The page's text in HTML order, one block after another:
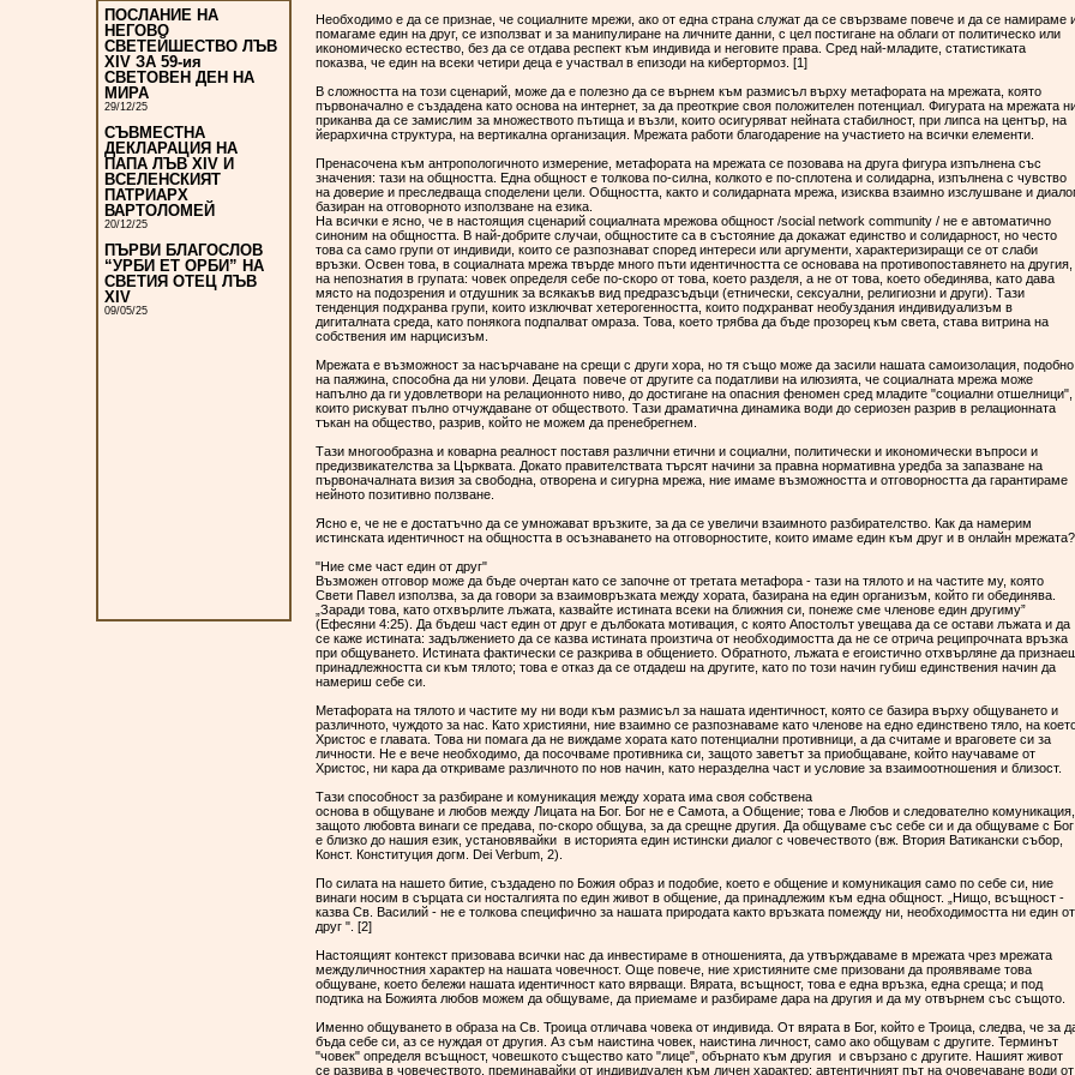
ПОСЛАНИЕ НА
НЕГОВО
СВЕТЕЙШЕСТВО ЛЪВ
XIV ЗА 59-ия
СВЕТОВЕН ДЕН НА
МИРА
29/12/25
СЪВМЕСТНА
ДЕКЛАРАЦИЯ НА
ПАПА ЛЪВ XIV И
ВСЕЛЕНСКИЯТ
ПАТРИАРХ
ВАРТОЛОМЕЙ
20/12/25
ПЪРВИ БЛАГОСЛОВ
“УРБИ ЕТ ОРБИ” НА
СВЕТИЯ ОТЕЦ ЛЪВ
XIV
09/05/25
Необходимо е да се признае, че социалните мрежи, ако от една страна служат да се свързваме повече и да се намираме
помагаме един на друг, се използват и за манипулиране на личните данни, с цел постигане на облаги от политическо или
икономическо естество, без да се отдава респект към индивида и неговите права. Сред най-младите, статистиката
показва, че един на всеки четири деца е участвал в епизоди на кибертормоз. [1]
В сложността на този сценарий, може да е полезно да се върнем към размисъл върху метафората на мрежата, която
първоначално е създадена като основа на интернет, за да преоткрие своя положителен потенциал. Фигурата на мрежата
приканва да се замислим за множеството пътища и възли, които осигуряват нейната стабилност, при липса на център, на
йерархична структура, на вертикална организация. Мрежата работи благодарение на участието на всички елементи.
Пренасочена към антропологичното измерение, метафората на мрежата се позовава на друга фигура изпълнена със
значения: тази на общността. Една общност е толкова по-силна, колкото е по-сплотена и солидарна, изпълнена с чувство
на доверие и преследваща споделени цели. Общността, както и солидарната мрежа, изисква взаимно изслушване и
базиран на отговорното използване на езика.
На всички е ясно, че в настоящия сценарий социалната мрежова общност /social network community / не е автоматично
синоним на общността. В най-добрите случаи, общностите са в състояние да докажат единство и солидарност, но често
това са само групи от индивиди, които се разпознават според интереси или аргументи, характеризиращи се от слаби
връзки. Освен това, в социалната мрежа твърде много пъти идентичността се основава на противопоставянето на другия,
на непознатия в групата: човек определя себе по-скоро от това, което разделя, а не от това, което обединява, като дава
място на подозрения и отдушник за всякакъв вид предразсъдъци (етнически, сексуални, религиозни и други). Тази
тенденция подхранва групи, които изключват хетерогенността, които подхранват необуздания индивидуализъм в
дигиталната среда, като понякога подпалват омраза. Това, което трябва да бъде прозорец към света, става витрина на
собствения им нарцисизъм.
Мрежата е възможност за насърчаване на срещи с други хора, но тя също може да засили нашата самоизолация, подобно
на паяжина, способна да ни улови. Децата повече от другите са податливи на илюзията, че социалната мрежа може
напълно да ги удовлетвори на релационното ниво, до достигане на опасния феномен сред младите "социални отшелници",
които рискуват пълно отчуждаване от обществото. Тази драматична динамика води до сериозен разрив в релационната
тъкан на общество, разрив, който не можем да пренебрегнем.
Тази многообразна и коварна реалност поставя различни етични и социални, политически и икономически въпроси и
предизвикателства за Църквата. Докато правителствата търсят начини за правна нормативна уредба за запазване на
първоначалната визия за свободна, отворена и сигурна мрежа, ние имаме възможността и отговорността да гарантираме
нейното позитивно ползване.
Ясно е, че не е достатъчно да се умножават връзките, за да се увеличи взаимното разбирателство. Как да намерим
истинската идентичност на общността в осъзнаването на отговорностите, които имаме един към друг и в онлайн мрежата?
"Ние сме част един от друг"
Възможен отговор може да бъде очертан като се започне от третата метафора - тази на тялото и на частите му, която
Свети Павел използва, за да говори за взаимовръзката между хората, базирана на един организъм, който ги обединява.
„Заради това, като отхвърлите лъжата, казвайте истината всеки на ближния си, понеже сме членове един другиму”
(Ефесяни 4:25). Да бъдеш част един от друг е дълбоката мотивация, с която Апостолът увещава да се остави лъжата и да
се каже истината: задължението да се казва истината произтича от необходимостта да не се отрича реципрочната връзка
при общуването. Истината фактически се разкрива в общeнието. Обратното, лъжата е егоистично отхвърляне да
принадлежността си към тялото; това е отказ да се отдадеш на другите, като по този начин губиш единствения начин да
намериш себе си.
Метафората на тялото и частите му ни води към размисъл за нашата идентичност, която се базира върху общуването и
различното, чуждото за нас. Като християни, ние взаимно се разпознаваме като членове на едно единствено тяло, на
Христос е главата. Това ни помага да не виждаме хората като потенциални противници, а да считаме и враговете си за
личности. Не е вече необходимо, да посочваме противника си, защото заветът за приобщаване, който научаваме от
Христос, ни кара да откриваме различното по нов начин, като неразделна част и условие за взаимоотношения и близост.
Тази способност за разбиране и комуникация между хората има своя собствена
основа в общуване и любов между Лицата на Бог. Бог не е Самота, а Общение; това е Любов и следователно комуникация,
защото любовта винаги се предава, по-скоро общува, за да срещне другия. Да общуваме със себе си и да общуваме с Бог
е близко до нашия език, установявайки в историята един истински диалог с човечеството (вж. Втория Ватикански събор,
Конст. Конституция догм. Dei Verbum, 2).
По силата на нашето битие, създадено по Божия образ и подобие, което е общение и комуникация само по себе си, ние
винаги носим в сърцата си носталгията по един живот в общение, да принадлежим към една общност. „Нищо, всъщност -
казва Св. Василий - не е толкова специфично за нашата природата както връзката помежду ни, необходимостта ни един от
друг ". [2]
Настоящият контекст призовава всички нас да инвестираме в отношенията, да утвърждаваме в мрежата чрез мрежата
междуличностния характер на нашата човечност. Още повече, ние християните сме призовани да проявяваме това
общуване, което бележи нашата идентичност като вярващи. Вярата, всъщност, това е една връзка, една среща; и под
подтика на Божията любов можем да общуваме, да приемаме и разбираме дара на другия и да му отвърнем със същото.
Именно общуването в образа на Св. Троица отличава човека от индивида. От вярата в Бог, който е Троица, следва, че за
бъда себе си, аз се нуждая от другия. Аз съм наистина човек, наистина личност, само ако общувам с другите. Терминът
"човек" определя всъщност, човешкото същество като "лице", обърнато към другия и свързано с другите. Нашият живот
се развива в човечеството, преминавайки от индивидуален към личен характер; автентичният път на очовечаване води от